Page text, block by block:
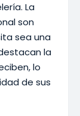
La
son
sea una
la
lo
de sus